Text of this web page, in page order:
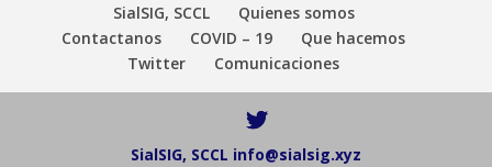
SialSIG, SCCL
Quienes somos
Contactanos
COVID – 19
Que hacemos
Twitter
Comunicaciones
SialSIG, SCCL info@sialsig.xyz